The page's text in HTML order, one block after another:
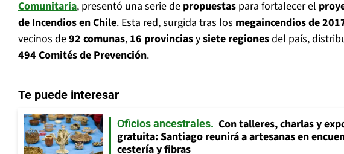
Comunitaria, presentó una serie de propuestas para fortalecer el
de Incendios en Chile. Esta red, surgida tras los megaincendios de
vecinos de92 comunas, 16 provinciasysiete regionesdel país,
494 Comités de Prevención.
Te puede interesar
Oficios ancestrales
Con talleres, charlas y
gratuita: Santiago reunirá a artesanas en
cestería y fibras